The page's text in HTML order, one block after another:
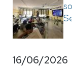
16/06/2026